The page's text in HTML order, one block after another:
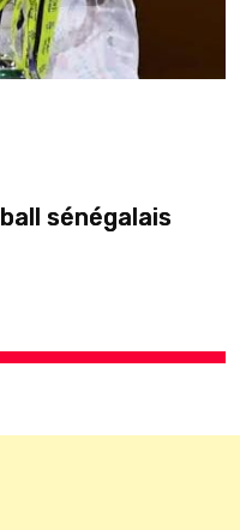
ACTUALITE